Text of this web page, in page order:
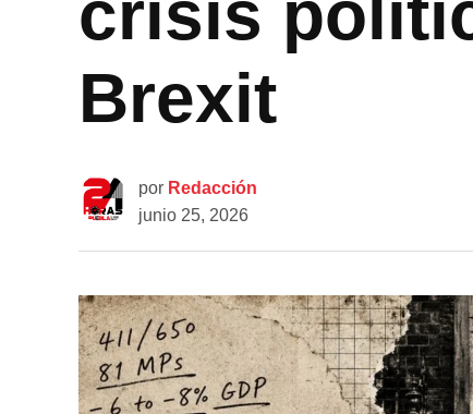
Brexit
por Redacción
junio 25, 2026